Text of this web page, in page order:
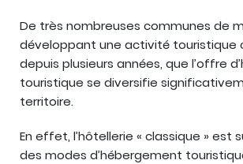
De très nombreuses communes de
développant une activité touristique
depuis plusieurs années, que l’offre
touristique se diversifie
territoire.
En effet, l’hôtellerie « classique » est
des modes d’hébergement